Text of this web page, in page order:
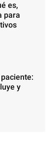
es,
para
y